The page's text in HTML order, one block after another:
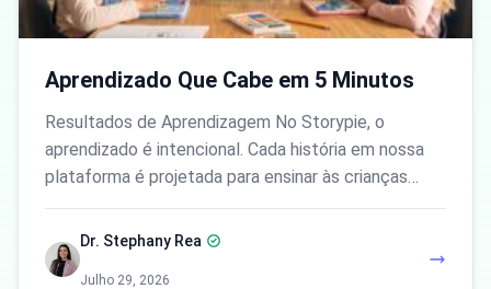
Aprendizado Que Cabe em 5 Minutos
Resultados de Aprendizagem No Storypie, o
aprendizado é intencional. Cada história em nossa
plataforma é projetada para ensinar às crianças…
Dr. Stephany Rea
Julho 29, 2026